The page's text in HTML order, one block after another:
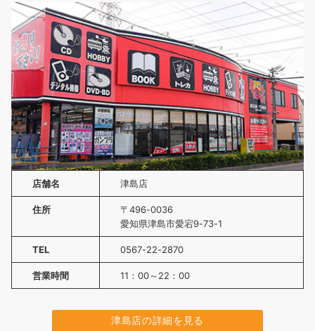
店舗名 津島店
住所
〒496-0036
愛知県津島市愛宕9-73-1
TEL 0567-22-2870
営業時間 11：00～22：00
津島店の詳細を見る